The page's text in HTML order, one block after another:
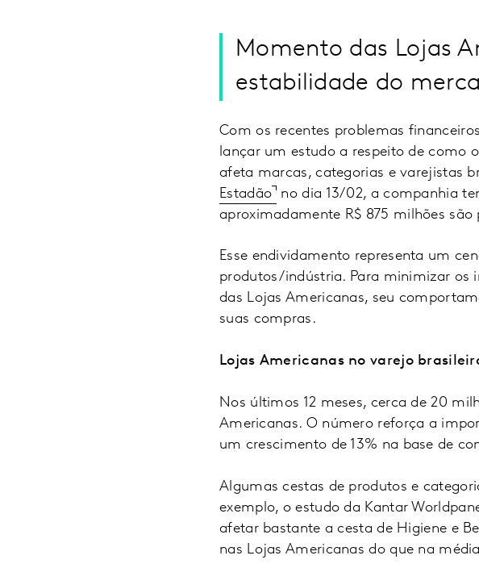
Momento das Lojas
estabilidade do
Com os recentes problemas
lançar um estudo a respeito de como
afeta marcas, categorias e varejistas
Estadão
no dia 13/02, a companhia
aproximadamente R$ 875 milhões
Esse endividamento representa um
produtos/indústria. Para minimizar os
das Lojas Americanas, seu
suas compras.
Lojas Americanas no varejo
Nos últimos 12 meses, cerca de 20
Americanas. O número reforça a
um crescimento de 13% na base de
Algumas cestas de produtos e
exemplo, o estudo da Kantar
afetar bastante a cesta de Higiene e
nas Lojas Americanas do que na